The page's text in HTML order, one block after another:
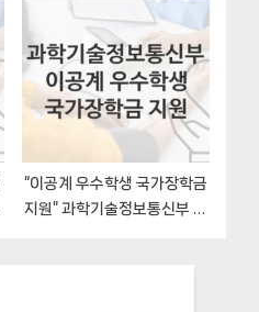
“이공계 우수학생 국가장학금
지원” 과학기술정보통신부 복